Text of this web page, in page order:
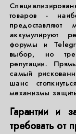
товаров -
аккумулируют
форумы и
выбор, но
репутации.
самый
шанс
механизмы
Гарантии и
требовать от